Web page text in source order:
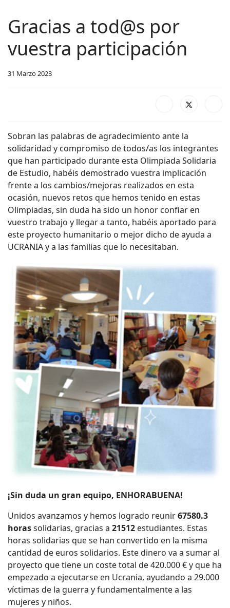
Gracias a tod@s por
vuestra participación
31 Marzo 2023
Sobran las palabras de agradecimiento ante la
solidaridad y compromiso de todos/as los integrantes
que han participado durante esta Olimpiada Solidaria
de Estudio, habéis demostrado vuestra implicación
frente a los cambios/mejoras realizados en esta
ocasión, nuevos retos que hemos tenido en estas
Olimpiadas, sin duda ha sido un honor confiar en
vuestro trabajo y llegar a tanto, habéis aportado para
este proyecto humanitario o mejor dicho de ayuda a
UCRANIA y a las familias que lo necesitaban.
¡Sin duda un gran equipo, ENHORABUENA!
Unidos avanzamos y hemos logrado reunir67580.3
horassolidarias, gracias a 21512 estudiantes. Estas
horas solidarias que se han convertido en la misma
cantidad de euros solidarios. Este dinero va a sumar al
proyecto que tiene un coste total de 420.000 € y que ha
empezado a ejecutarse en Ucrania, ayudando a 29.000
víctimas de la guerra y fundamentalmente a las
mujeres y niños.